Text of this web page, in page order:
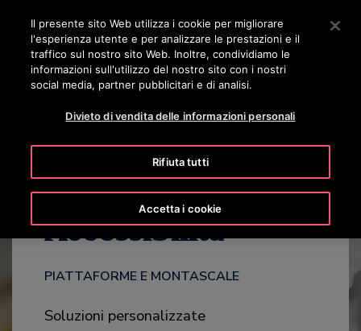
Premere Invio per passare al contenuto principale
RICERCA
Accessibilità
PIATTAFORME E MONTASCALE
Soluzioni personalizzate
Il presente sito Web utilizza i cookie per migliorare
l'esperienza utente e per analizzare le prestazioni e il
traffico sul nostro sito Web. Inoltre, condividiamo le
informazioni sull'utilizzo del nostro sito con i nostri
social media, partner pubblicitari e di analisi.
Divieto di vendita delle informazioni personali
Rifiuta tutti
Accetta i cookie